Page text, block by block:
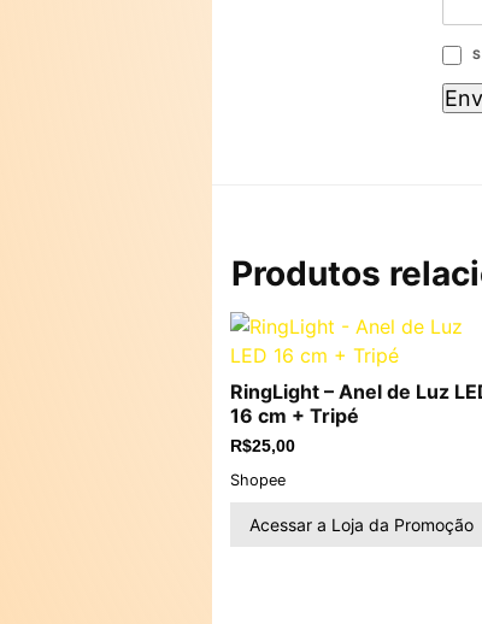
Produtos
RingLight – Anel de Luz
16 cm + Tripé
R$25,00
Shopee
Acessar a Loja da Promoção